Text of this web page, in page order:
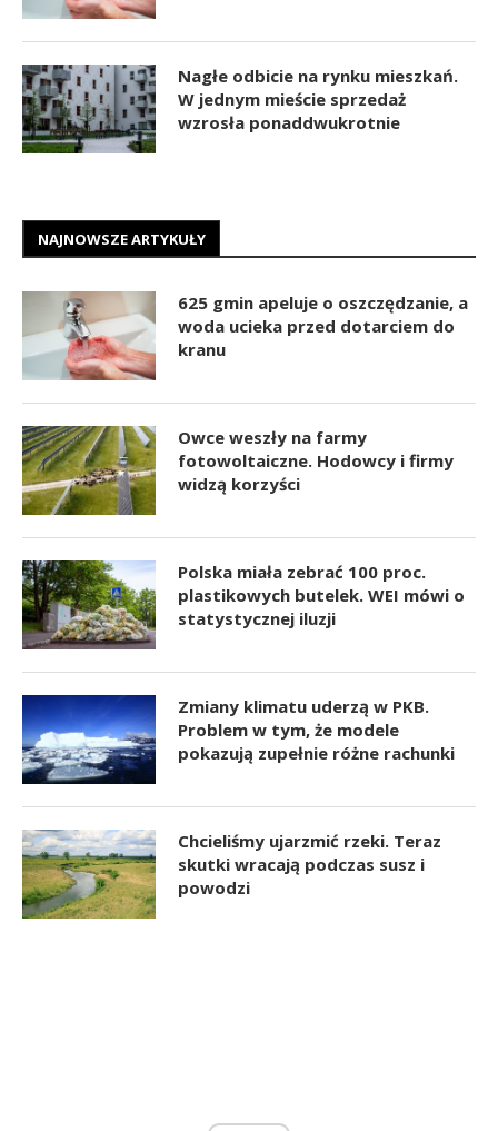
Nagłe odbicie na rynku mieszkań.
W jednym mieście sprzedaż
wzrosła ponaddwukrotnie
NAJNOWSZE ARTYKUŁY
625 gmin apeluje o oszczędzanie, a
woda ucieka przed dotarciem do
kranu
Owce weszły na farmy
fotowoltaiczne. Hodowcy i firmy
widzą korzyści
Polska miała zebrać 100 proc.
plastikowych butelek. WEI mówi o
statystycznej iluzji
Zmiany klimatu uderzą w PKB.
Problem w tym, że modele
pokazują zupełnie różne rachunki
Chcieliśmy ujarzmić rzeki. Teraz
skutki wracają podczas susz i
powodzi